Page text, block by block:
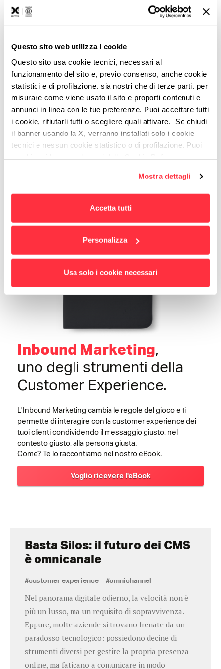
Questo sito web utilizza i cookie
Questo sito usa cookie tecnici, necessari al
funzionamento del sito e, previo consenso, anche cookie
statistici e di profilazione, sia nostri che di terze parti, per
misurare come viene usato il sito e proporti contenuti e
annunci in linea con le tue preferenze. Puoi accettare tutti
i cookie, rifiutarli tutti o scegliere quali attivare. Se chiudi
il banner usando la X, verranno installati solo i cookie
tecnici e nessun cookie statistico o di profilazione. Puoi
Mostra dettagli
Accetta tutti
Personalizza
Usa solo i cookie necessari
Media Strategist & Digital Storyteller
Internet e la scrittura sono la sua passione e da qualche
anno anche il suo lavoro. In Domino si occupa di storytelling
e social media con l’obiettivo di offrire agli utenti una
customer experience memorabile. Quando spegne Mac e
iPhone prepara cupcake e cura i suoi blog (ma a quel punto
ha già riacceso i device!).
Inbound Marketing,
uno degli strumenti della
Customer Experience.
L'Inbound Marketing cambia le regole del gioco e ti
permette di interagire con la customer experience dei
tuoi clienti condividendo il messaggio giusto, nel
contesto giusto, alla persona giusta.
Come? Te lo raccontiamo nel nostro eBook.
Voglio ricevere l'eBook
Basta Silos: il futuro dei CMS
è omnicanale
#customer experience #omnichannel
Nel panorama digitale odierno, la velocità non è
più un lusso, ma un requisito di sopravvivenza.
Eppure, molte aziende si trovano frenate da un
paradosso tecnologico: possiedono decine di
strumenti diversi per gestire la propria presenza
online, ma faticano a comunicare in modo